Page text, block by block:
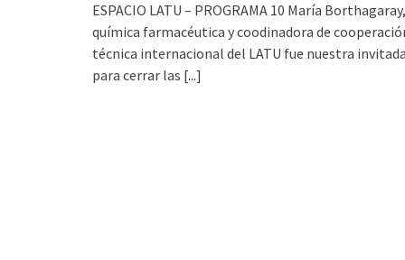
ESPACIO LATU – PROGRAMA 10 María Borthagaray,
química farmacéutica y coodinadora de
técnica internacional del LATU fue nuestra invitada
para cerrar las [...]